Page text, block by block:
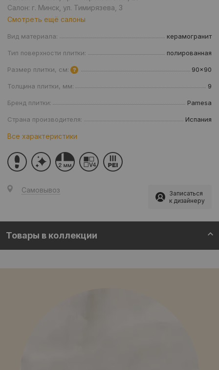
Салон: г. Минск, ул. Тимирязева, 3
Смотреть ещё салоны
Вид материала: керамогранит
Тип поверхности плитки: полированная
Размер плитки, см: 90x90
Толщина плитки, мм: 9
Бренд плитки: Pamesa
Страна производителя: Испания
Все характеристики
Самовывоз
Записаться
к дизайнеру
Товары в коллекции